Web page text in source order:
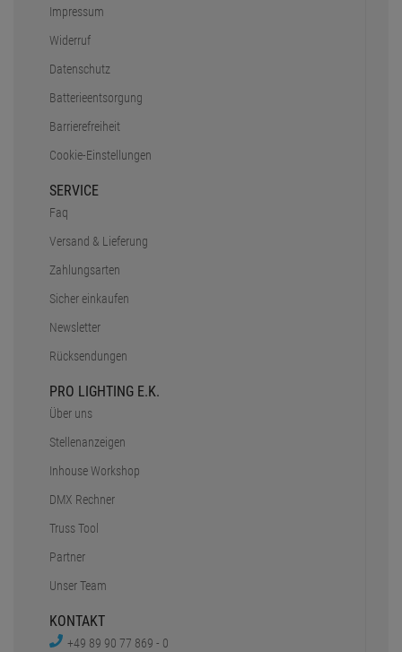
Impressum
Widerruf
Datenschutz
Batterieentsorgung
Barrierefreiheit
Cookie-Einstellungen
SERVICE
Faq
Versand & Lieferung
Zahlungsarten
Sicher einkaufen
Newsletter
Rücksendungen
PRO LIGHTING E.K.
Über uns
Stellenanzeigen
Inhouse Workshop
DMX Rechner
Truss Tool
Partner
Unser Team
KONTAKT
+49 89 90 77 869 - 0